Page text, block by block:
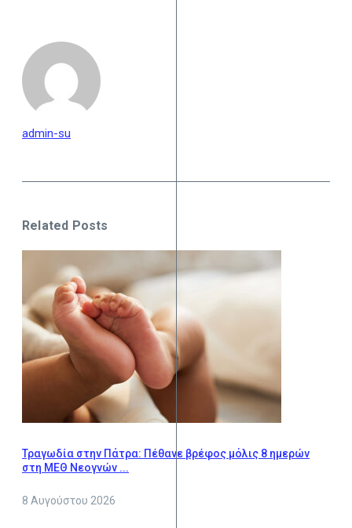
admin-su
Related Posts
Τραγωδία στην Πάτρα: Πέθανε βρέφος μόλις 8 ημερών
στη ΜΕΘ Νεογνών ...
8 Αυγούστου 2026